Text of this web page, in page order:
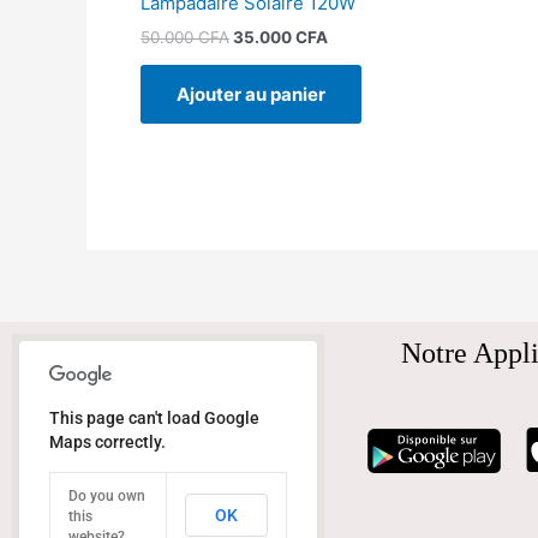
50.000CFA35.000CFA
Ajouter au panier
This page can't load Google
Maps correctly.
Do you own
this
OK
Notre